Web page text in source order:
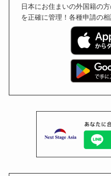
日本にお住まいの外国籍の
を正確に管理！各種申請の